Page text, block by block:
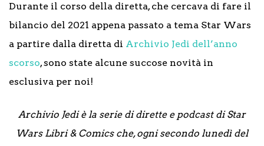
Durante il corso della diretta, che cercava di fare il
bilancio del 2021 appena passato a tema Star Wars
a partire dalla diretta di Archivio Jedi dell’anno
scorso, sono state alcune succose novità in
esclusiva per noi!
Archivio Jedi è la serie di dirette e podcast di Star
Wars Libri & Comics che, ogni secondo lunedì del